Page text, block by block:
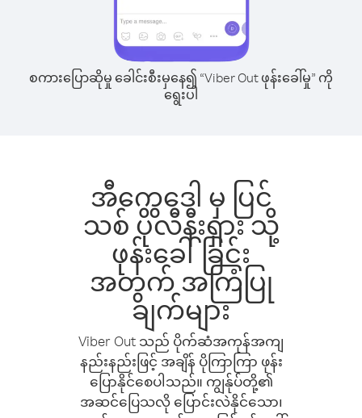
စကားပြောဆိုမှု ခေါင်းစီးမှနေ၍ “Viber Out ဖုန်းခေါ်မှု” ကို
ရွေးပါ
အီကွေဒေါ မှ ပြင်
သစ် ပိုလီနီးရှား သို့
ဖုန်းခေါ်ခြင်း
အတွက် အကြံပြု
ချက်များ
Viber Out သည် ပိုက်ဆံအကုန်အကျ
နည်းနည်းဖြင့် အချိန် ပိုကြာကြာ ဖုန်း
ပြောနိုင်စေပါသည်။ ကျွန်ုပ်တို့၏
အဆင်ပြေသလို ပြောင်းလဲနိုင်သော၊